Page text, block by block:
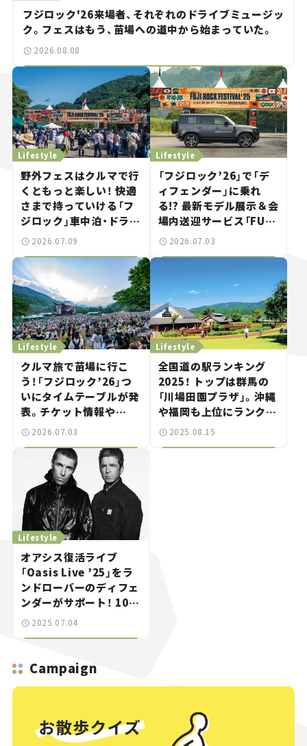
フジロック'26来場者、それぞれのドライブミュージッ
ク。フェスはもう、苗場への道中から始まっていた。
2026.08.08
Lifestyle
野外フェスはクルマで行
くともっと楽しい！ 快適
さまで持っていける「フ
ジロック」車中泊・ドライ
ブガイド。
2026.07.09
Lifestyle
「フジロック’26」で「デ
ィフェンダー」に乗れ
る!? 最新モデル展示＆会
場内送迎サービス「FUJI
ROCK go round」で冒
険気分を楽しもう。
2026.07.03
Lifestyle
クルマ旅で苗場に行こ
う！「フジロック’26」つ
いにタイムテーブルが発
表。チケット情報や
GREEN STAGEの出演ア
2026.07.03
Lifestyle
全国道の駅ランキング
2025！ トップは群馬の
「川場田園プラザ」。沖縄
や福岡も上位にランクイ
ン。2025.08.15
Lifestyle
オアシス復活ライブ
「Oasis Live ’25」をラ
ンドローバーのディフェ
ンダーがサポート！ 10月
に日本公演も！
2025.07.04
Campaign